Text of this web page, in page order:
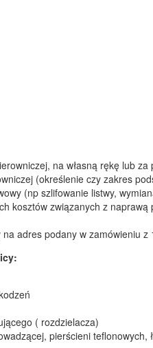
na własną rękę lub
(określenie czy zakres
(np szlifowanie listwy,
kosztów związanych z naprawą
adres podany w zamówieniu
( rozdzielacza)
pierścieni teflonowych,